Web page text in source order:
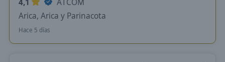
Arica, Arica y Parinacota
Hace 5 días